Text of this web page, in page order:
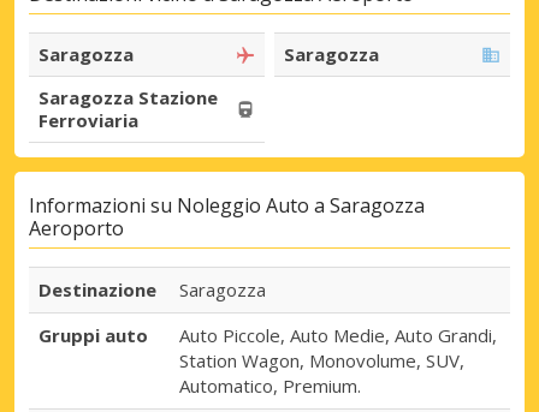
Saragozza
Saragozza
Saragozza Stazione
Ferroviaria
Informazioni su Noleggio Auto a Saragozza
Aeroporto
Destinazione
Saragozza
Gruppi auto
Auto Piccole, Auto Medie, Auto Grandi,
Station Wagon, Monovolume, SUV,
Automatico, Premium.